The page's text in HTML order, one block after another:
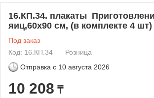
16.КП.34. плакаты
яиц,60х90 см, (в комплекте 4 шт)
Под заказ
Код: 16.КП.34
Розница
Отправка с 10 августа 2026
10 208 ₸